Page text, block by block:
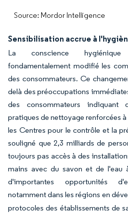
Source: Mordor Intelligence
Sensibilisation accrue à
La conscience
fondamentalement modifié les
des consommateurs. Ce
delà des préoccupations
des consommateurs indiquant
pratiques de nettoyage renforcées
les Centres pour le contrôle et la
souligné que 2,3 milliards de
toujours pas accès à des
mains avec du savon et de l'eau
d'importantes opportunités
notamment dans les régions en
protocoles des établissements de